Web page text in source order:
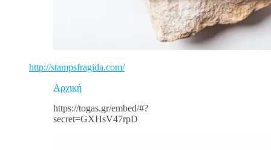
http://stampsfragida.com/
Αρχική
https://togas.gr/embed/#?
secret=GXHsV47rpD